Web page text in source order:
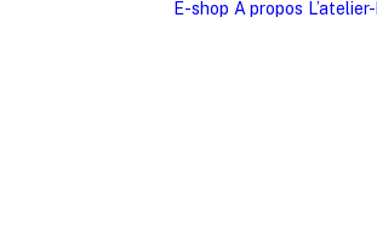
E-shop À propos